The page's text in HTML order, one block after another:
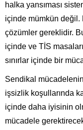
halka yansıması
içinde mümkün
çözümler gereklidir.
içinde ve TİS
sınırlar içinde bir
Sendikal
işsizlik koşullarında
içinde daha iyisinin
mücadele